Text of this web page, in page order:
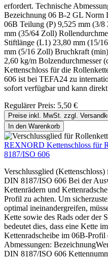
erfordert. Technische
Bezeichnung 06 B-2 GL Norm
06B Teilung (P) 9,525 mm (3/
mm (35/64 Zoll)
Stiftlänge (L1) 23,80 mm (15/
mm (5/16 Zoll) Bruchkraft
2,60 kg/m Bolzendurchmesser
Kettenschloss für die
606 ist bei TEFA24 zu
sofort verfügbar und kann
Regulärer Preis: 5,50 €
Preise inkl. MwSt. zzgl.
In den Warenkorb
REXNORD Kettenschloss für
8187/ISO 606
Verschlussglied
DIN 8187/ISO 606 Bei der
Kettenrädern und
Profil zu achten. Um
optimal ineinandergreifen,
Kette sowie des Rads oder der
bedeutet dies, dass eine Kette
Kettenradscheibe im 06B-Profil
Abmessungen:
DIN 8187/ISO 606